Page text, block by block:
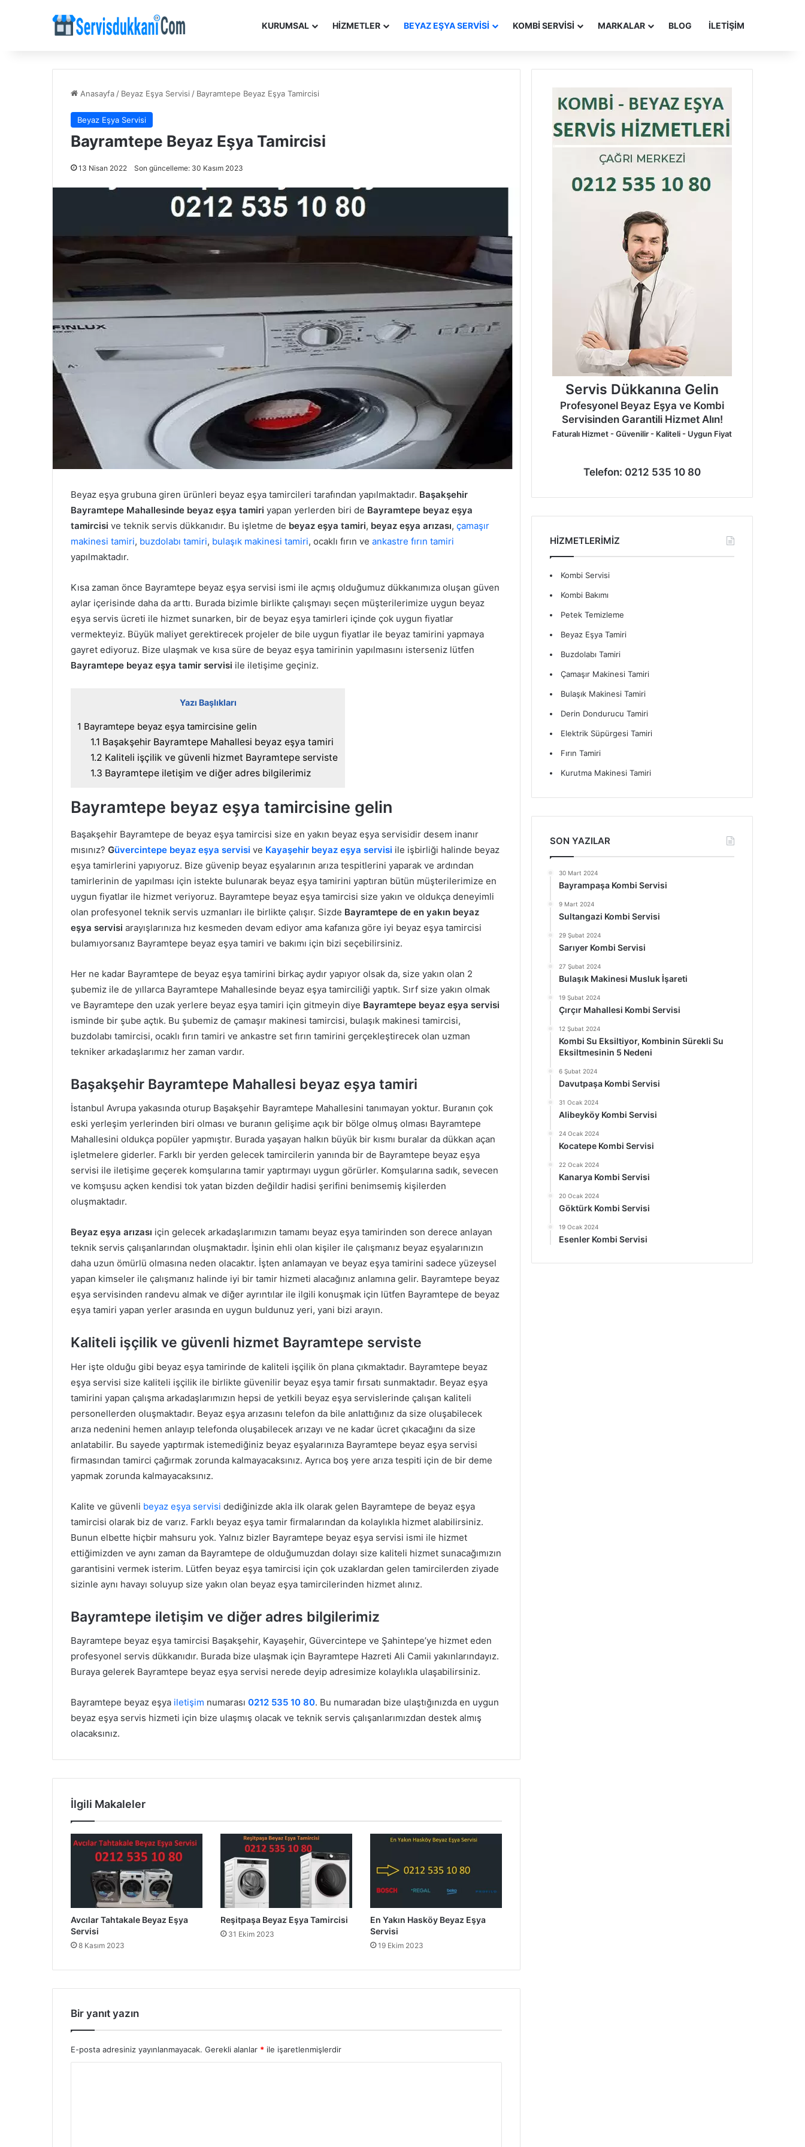
KURUMSAL HIZMETLER BEYAZ EŞYA SERVISI KOMBI SERVISI MARKALAR BLOG İLETIŞIM
Anasayfa / Beyaz Eşya Servisi / Bayramtepe Beyaz Eşya Tamircisi
Beyaz Eşya Servisi
Bayramtepe Beyaz Eşya Tamircisi
13 Nisan 2022 Son güncelleme: 30 Kasım 2023
Beyaz eşya grubuna giren ürünleri beyaz eşya tamircileri tarafından yapılmaktadır. Başakşehir
Bayramtepe Mahallesinde beyaz eşya tamiri yapan yerlerden biri de Bayramtepe beyaz eşya
tamircisi ve teknik servis dükkanıdır. Bu işletme de beyaz eşya tamiri, beyaz eşya arızası, çamaşır
makinesi tamiri, buzdolabı tamiri, bulaşık makinesi tamiri, ocaklı fırın ve ankastre fırın tamiri
yapılmaktadır.
Kısa zaman önce Bayramtepe beyaz eşya servisi ismi ile açmış olduğumuz dükkanımıza oluşan güven
aylar içerisinde daha da arttı. Burada bizimle birlikte çalışmayı seçen müşterilerimize uygun beyaz
eşya servis ücreti ile hizmet sunarken, bir de beyaz eşya tamirleri içinde çok uygun fiyatlar
vermekteyiz. Büyük maliyet gerektirecek projeler de bile uygun fiyatlar ile beyaz tamirini yapmaya
gayret ediyoruz. Bize ulaşmak ve kısa süre de beyaz eşya tamirinin yapılmasını isterseniz lütfen
Bayramtepe beyaz eşya tamir servisi ile iletişime geçiniz.
Yazı Başlıkları
1 Bayramtepe beyaz eşya tamircisine gelin
1.1 Başakşehir Bayramtepe Mahallesi beyaz eşya tamiri
1.2 Kaliteli işçilik ve güvenli hizmet Bayramtepe serviste
1.3 Bayramtepe iletişim ve diğer adres bilgilerimiz
Bayramtepe beyaz eşya tamircisine gelin
Başakşehir Bayramtepe de beyaz eşya tamircisi size en yakın beyaz eşya servisidir desem inanır
mısınız? Güvercintepe beyaz eşya servisi ve Kayaşehir beyaz eşya servisi ile işbirliği halinde beyaz
eşya tamirlerini yapıyoruz. Bize güvenip beyaz eşyalarının arıza tespitlerini yaparak ve ardından
tamirlerinin de yapılması için istekte bulunarak beyaz eşya tamirini yaptıran bütün müşterilerimize en
uygun fiyatlar ile hizmet veriyoruz. Bayramtepe beyaz eşya tamircisi size yakın ve oldukça deneyimli
olan profesyonel teknik servis uzmanları ile birlikte çalışır. Sizde Bayramtepe de en yakın beyaz
eşya servisi arayışlarınıza hız kesmeden devam ediyor ama kafanıza göre iyi beyaz eşya tamircisi
bulamıyorsanız Bayramtepe beyaz eşya tamiri ve bakımı için bizi seçebilirsiniz.
Her ne kadar Bayramtepe de beyaz eşya tamirini birkaç aydır yapıyor olsak da, size yakın olan 2
şubemiz ile de yıllarca Bayramtepe Mahallesinde beyaz eşya tamirciliği yaptık. Sırf size yakın olmak
ve Bayramtepe den uzak yerlere beyaz eşya tamiri için gitmeyin diye Bayramtepe beyaz eşya servisi
isminde bir şube açtık. Bu şubemiz de çamaşır makinesi tamircisi, bulaşık makinesi tamircisi,
buzdolabı tamircisi, ocaklı fırın tamiri ve ankastre set fırın tamirini gerçekleştirecek olan uzman
tekniker arkadaşlarımız her zaman vardır.
Başakşehir Bayramtepe Mahallesi beyaz eşya tamiri
İstanbul Avrupa yakasında oturup Başakşehir Bayramtepe Mahallesini tanımayan yoktur. Buranın çok
eski yerleşim yerlerinden biri olması ve buranın gelişime açık bir bölge olmuş olması Bayramtepe
Mahallesini oldukça popüler yapmıştır. Burada yaşayan halkın büyük bir kısmı buralar da dükkan açan
işletmelere giderler. Farklı bir yerden gelecek tamircilerin yanında bir de Bayramtepe beyaz eşya
servisi ile iletişime geçerek komşularına tamir yaptırmayı uygun görürler. Komşularına sadık, sevecen
ve komşusu açken kendisi tok yatan bizden değildir hadisi şerifini benimsemiş kişilerden
oluşmaktadır.
Beyaz eşya arızası için gelecek arkadaşlarımızın tamamı beyaz eşya tamirinden son derece anlayan
teknik servis çalışanlarından oluşmaktadır. İşinin ehli olan kişiler ile çalışmanız beyaz eşyalarınızın
daha uzun ömürlü olmasına neden olacaktır. İşten anlamayan ve beyaz eşya tamirini sadece yüzeysel
yapan kimseler ile çalışmanız halinde iyi bir tamir hizmeti alacağınız anlamına gelir. Bayramtepe beyaz
eşya servisinden randevu almak ve diğer ayrıntılar ile ilgili konuşmak için lütfen Bayramtepe de beyaz
eşya tamiri yapan yerler arasında en uygun buldunuz yeri, yani bizi arayın.
Kaliteli işçilik ve güvenli hizmet Bayramtepe serviste
Her işte olduğu gibi beyaz eşya tamirinde de kaliteli işçilik ön plana çıkmaktadır. Bayramtepe beyaz
eşya servisi size kaliteli işçilik ile birlikte güvenilir beyaz eşya tamir fırsatı sunmaktadır. Beyaz eşya
tamirini yapan çalışma arkadaşlarımızın hepsi de yetkili beyaz eşya servislerinde çalışan kaliteli
personellerden oluşmaktadır. Beyaz eşya arızasını telefon da bile anlattığınız da size oluşabilecek
arıza nedenini hemen anlayıp telefonda oluşabilecek arızayı ve ne kadar ücret çıkacağını da size
anlatabilir. Bu sayede yaptırmak istemediğiniz beyaz eşyalarınıza Bayramtepe beyaz eşya servisi
firmasından tamirci çağırmak zorunda kalmayacaksınız. Ayrıca boş yere arıza tespiti için de bir deme
yapmak zorunda kalmayacaksınız.
Kalite ve güvenli beyaz eşya servisi dediğinizde akla ilk olarak gelen Bayramtepe de beyaz eşya
tamircisi olarak biz de varız. Farklı beyaz eşya tamir firmalarından da kolaylıkla hizmet alabilirsiniz.
Bunun elbette hiçbir mahsuru yok. Yalnız bizler Bayramtepe beyaz eşya servisi ismi ile hizmet
ettiğimizden ve aynı zaman da Bayramtepe de olduğumuzdan dolayı size kaliteli hizmet sunacağımızın
garantisini vermek isterim. Lütfen beyaz eşya tamircisi için çok uzaklardan gelen tamircilerden ziyade
sizinle aynı havayı soluyup size yakın olan beyaz eşya tamircilerinden hizmet alınız.
Bayramtepe iletişim ve diğer adres bilgilerimiz
Bayramtepe beyaz eşya tamircisi Başakşehir, Kayaşehir, Güvercintepe ve Şahintepe’ye hizmet eden
profesyonel servis dükkanıdır. Burada bize ulaşmak için Bayramtepe Hazreti Ali Camii yakınlarındayız.
Buraya gelerek Bayramtepe beyaz eşya servisi nerede deyip adresimize kolaylıkla ulaşabilirsiniz.
Bayramtepe beyaz eşya iletişim numarası 0212 535 10 80. Bu numaradan bize ulaştığınızda en uygun
beyaz eşya servis hizmeti için bize ulaşmış olacak ve teknik servis çalışanlarımızdan destek almış
olacaksınız.
İlgili Makaleler
Avcılar Tahtakale Beyaz Eşya
Servisi
8 Kasım 2023
Reşitpaşa Beyaz Eşya Tamircisi
31 Ekim 2023
En Yakın Hasköy Beyaz Eşya
Servisi
19 Ekim 2023
Bir yanıt yazın
E-posta adresiniz yayınlanmayacak. Gerekli alanlar * ile işaretlenmişlerdir
Servis Dükkanına Gelin
Profesyonel Beyaz Eşya ve Kombi
Servisinden Garantili Hizmet Alın!
Faturalı Hizmet - Güvenilir - Kaliteli - Uygun Fiyat
Telefon: 0212 535 10 80
HİZMETLERİMİZ
Kombi Servisi
Kombi Bakımı
Petek Temizleme
Beyaz Eşya Tamiri
Buzdolabı Tamiri
Çamaşır Makinesi Tamiri
Bulaşık Makinesi Tamiri
Derin Dondurucu Tamiri
Elektrik Süpürgesi Tamiri
Fırın Tamiri
Kurutma Makinesi Tamiri
SON YAZILAR
30 Mart 2024
Bayrampaşa Kombi Servisi
9 Mart 2024
Sultangazi Kombi Servisi
29 Şubat 2024
Sarıyer Kombi Servisi
27 Şubat 2024
Bulaşık Makinesi Musluk İşareti
19 Şubat 2024
Çırçır Mahallesi Kombi Servisi
12 Şubat 2024
Kombi Su Eksiltiyor, Kombinin Sürekli Su
Eksiltmesinin 5 Nedeni
6 Şubat 2024
Davutpaşa Kombi Servisi
31 Ocak 2024
Alibeyköy Kombi Servisi
24 Ocak 2024
Kocatepe Kombi Servisi
22 Ocak 2024
Kanarya Kombi Servisi
20 Ocak 2024
Göktürk Kombi Servisi
19 Ocak 2024
Esenler Kombi Servisi